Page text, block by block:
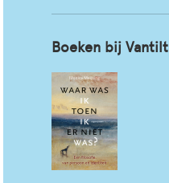
Boeken bij Vantilt